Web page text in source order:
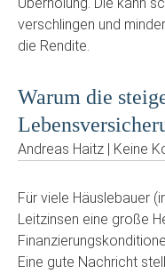
verschlingen und
die Rendite.
Warum die
Andreas Haitz | Keine
Für viele Häuslebauer
Leitzinsen eine große
Eine gute Nachricht